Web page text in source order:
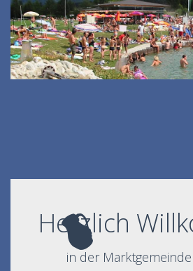
Herzlich
in der